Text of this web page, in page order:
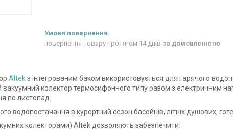
повернення товару протягом 14 днів за домовленістю
Altekз інтегрованим баком використовується для гарячого
вакуумний колектор термосифонного типу разом з електричним
по листопад.
водопостачання в курортний сезон басейнів, літніх душових,
колекторами) Altek дозволяють забезпечити: